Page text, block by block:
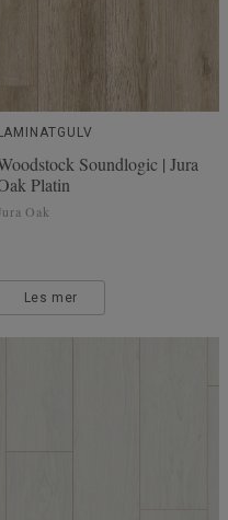
Soundlogic | Jura
Platin
Jura Oak
Les mer